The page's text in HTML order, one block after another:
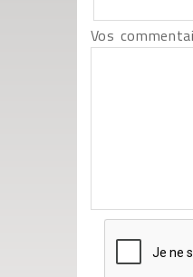
Vos